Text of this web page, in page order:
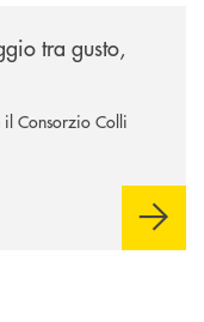
tra gusto,
Consorzio Colli